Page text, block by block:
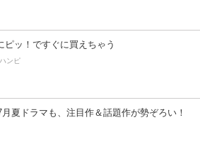
ピッ！ですぐに買えちゃう
ンピ
月夏ドラマも、注目作＆話題作が勢ぞろい！